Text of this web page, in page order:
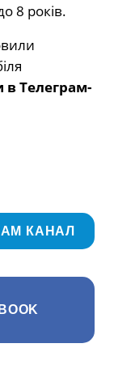
8 років.
Телеграм-
КАНАЛ